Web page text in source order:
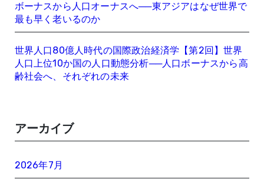
ボーナスから人口オーナスへ──東アジアはなぜ世界で
最も早く老いるのか
世界人口80億人時代の国際政治経済学【第2回】世界
人口上位10か国の人口動態分析──人口ボーナスから高
齢社会へ、それぞれの未来
アーカイブ
2026年7月